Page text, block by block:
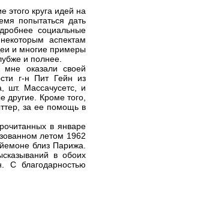
этого круга идей на
попытаться дать
социальные
аспектам
и многие примеры
и полнее.
оказали своей
г-н Пит Гейн из
шт. Массачусетс, и
другие. Кроме того,
за ее помощь в
в январе
летом 1962
близ Парижа.
в обоих
С благодарностью